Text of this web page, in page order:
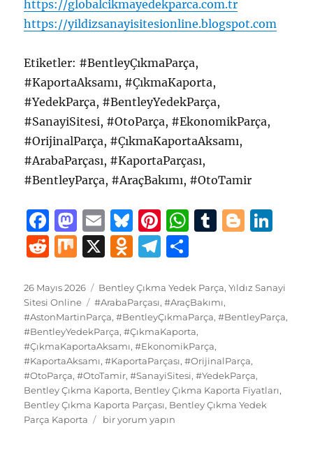
https://globalcikmayedekparca.com.tr
https://yildizsanayisitesionline.blogspot.com
Etiketler: #BentleyÇıkmaParça,
#KaportaAksamı, #ÇıkmaKaporta,
#YedekParça, #BentleyYedekParça,
#SanayiSitesi, #OtoParça, #EkonomikParça,
#OrijinalParça, #ÇıkmaKaportaAksamı,
#ArabaParçası, #KaportaParçası,
#BentleyParça, #AraçBakımı, #OtoTamir
F
a
c
e
b
o
o
k
M
a
st
o
d
o
n
E
m
ai
l
B
lu
e
s
k
y
Pi
n
te
re
st
W
s
A
p
p
T
bl
r
B
g
er
e
d
I
R
d
di
t
M X
O
n
o
kl
a
ss
ni
ki
T
e
g
r
a
m
a
re
Yayın
tarihi
26 Mayıs 2026 Kategoriler
Bentley Çıkma Yedek Parça,Yıldız Sanayi
Sitesi Online
Etiketler
#ArabaParçası,#AraçBakımı,
#AstonMartinParça,#BentleyÇıkmaParça,#BentleyParça,
#BentleyYedekParça,#ÇıkmaKaporta,
#ÇıkmaKaportaAksamı,#EkonomikParça,
#KaportaAksamı,#KaportaParçası,#OrijinalParça,
#OtoParça,#OtoTamir,#SanayiSitesi,#YedekParça,
Bentley Çıkma Kaporta, Bentley Çıkma Kaporta Fiyatları,
Bentley Çıkma Kaporta Parçası, Bentley Çıkma Yedek
Parça Kaporta
Bentley
bir yorum yapın